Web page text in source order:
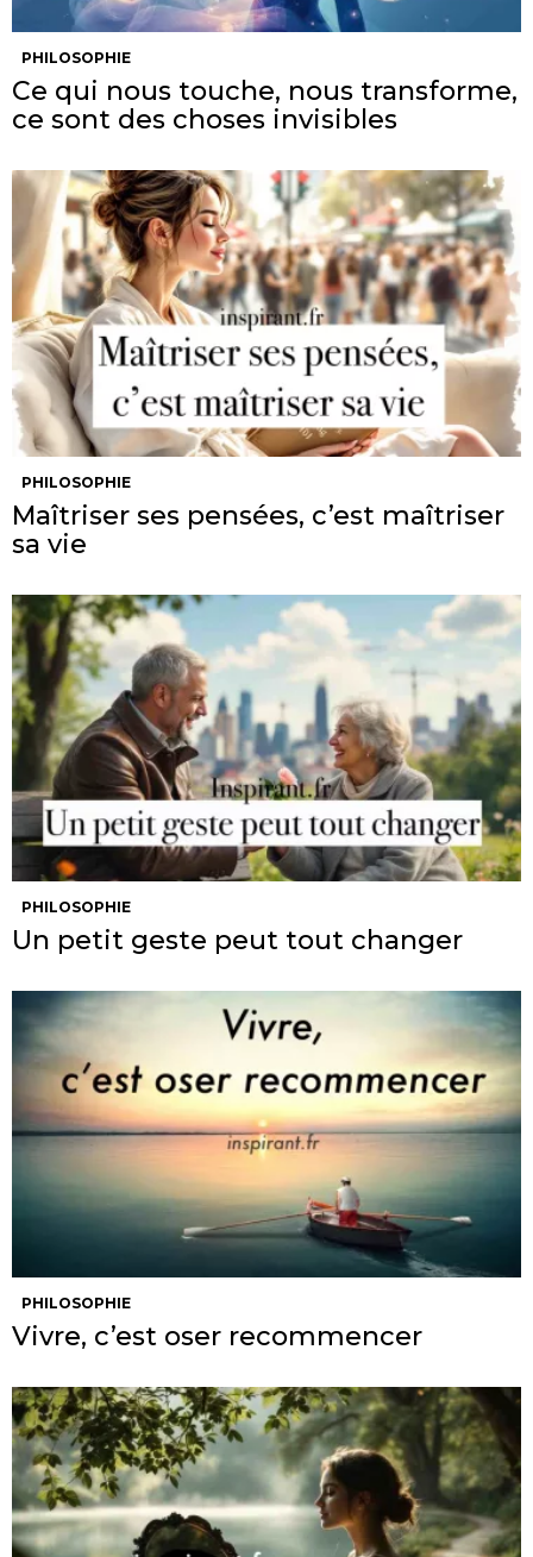
PHILOSOPHIE
Ce qui nous touche, nous transforme,
ce sont des choses invisibles
PHILOSOPHIE
Maîtriser ses pensées, c’est maîtriser
sa vie
PHILOSOPHIE
Un petit geste peut tout changer
PHILOSOPHIE
Vivre, c’est oser recommencer